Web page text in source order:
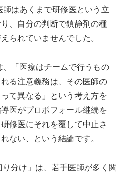
師はあくまで研修医という立
、自分の判断で鎮静剤の種
られていませんでした。
、「医療はチームで行うもの
る注意義務は、その医師の
て異なる」という考え方を
医がプロポフォール継続を
修医にそれを覆して中止さ
ない、という結論です。
分け」は、若手医師が多く関